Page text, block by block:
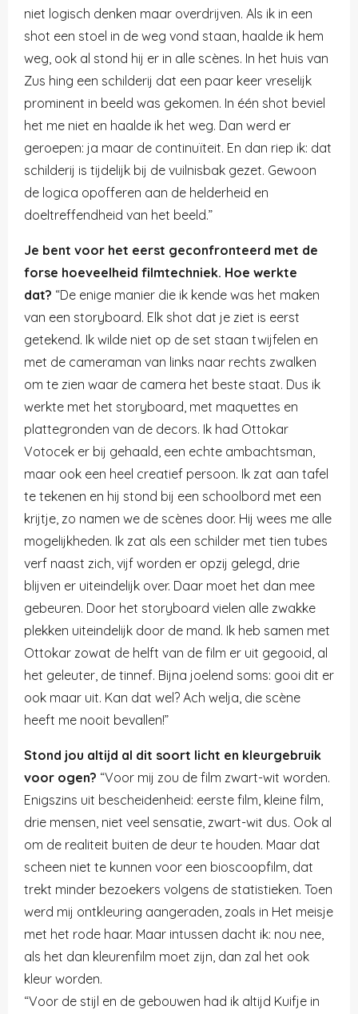
niet logisch denken maar overdrijven. Als ik in een
shot een stoel in de weg vond staan, haalde ik hem
weg, ook al stond hij er in alle scènes. In het huis van
Zus hing een schilderij dat een paar keer vreselijk
prominent in beeld was gekomen. In één shot beviel
het me niet en haalde ik het weg. Dan werd er
geroepen: ja maar de continuïteit. En dan riep ik: dat
schilderij is tijdelijk bij de vuilnisbak gezet. Gewoon
de logica opofferen aan de helderheid en
doeltreffendheid van het beeld.”
Je bent voor het eerst geconfronteerd met de
forse hoeveelheid filmtechniek. Hoe werkte
dat? “De enige manier die ik kende was het maken
van een storyboard. Elk shot dat je ziet is eerst
getekend. Ik wilde niet op de set staan twijfelen en
met de cameraman van links naar rechts zwalken
om te zien waar de camera het beste staat. Dus ik
werkte met het storyboard, met maquettes en
plattegronden van de decors. Ik had Ottokar
Votocek er bij gehaald, een echte ambachtsman,
maar ook een heel creatief persoon. Ik zat aan tafel
te tekenen en hij stond bij een schoolbord met een
krijtje, zo namen we de scènes door. Hij wees me alle
mogelijkheden. Ik zat als een schilder met tien tubes
verf naast zich, vijf worden er opzij gelegd, drie
blijven er uiteindelijk over. Daar moet het dan mee
gebeuren. Door het storyboard vielen alle zwakke
plekken uiteindelijk door de mand. Ik heb samen met
Ottokar zowat de helft van de film er uit gegooid, al
het geleuter, de tinnef. Bijna joelend soms: gooi dit er
ook maar uit. Kan dat wel? Ach welja, die scène
heeft me nooit bevallen!”
Stond jou altijd al dit soort licht en kleurgebruik
voor ogen? “Voor mij zou de film zwart-wit worden.
Enigszins uit bescheidenheid: eerste film, kleine film,
drie mensen, niet veel sensatie, zwart-wit dus. Ook al
om de realiteit buiten de deur te houden. Maar dat
scheen niet te kunnen voor een bioscoopfilm, dat
trekt minder bezoekers volgens de statistieken. Toen
werd mij ontkleuring aangeraden, zoals in Het meisje
met het rode haar. Maar intussen dacht ik: nou nee,
als het dan kleurenfilm moet zijn, dan zal het ook
kleur worden.
“Voor de stijl en de gebouwen had ik altijd Kuifje in